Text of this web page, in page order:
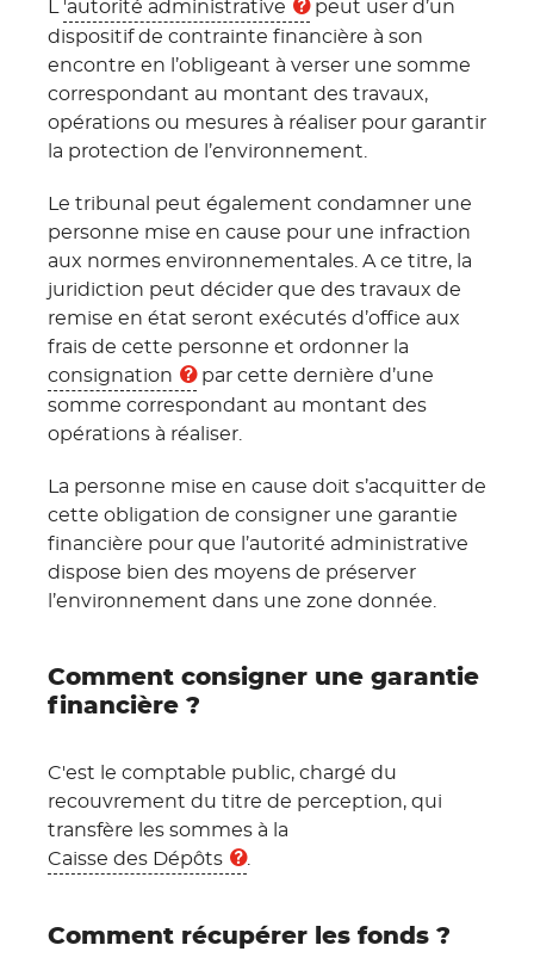
'autorité administrative
peut user d’un
dispositif de contrainte financière à son
encontre en l’obligeant à verser une somme
correspondant au montant des travaux,
opérations ou mesures à réaliser pour garantir
la protection de l’environnement.
Le tribunal peut également condamner une
personne mise en cause pour une infraction
aux normes environnementales. A ce titre, la
juridiction peut décider que des travaux de
remise en état seront exécutés d’office aux
frais de cette personne et ordonner la
consignation
par cette dernière d’une
somme correspondant au montant des
opérations à réaliser.
La personne mise en cause doit s’acquitter de
cette obligation de consigner une garantie
financière pour que l’autorité administrative
dispose bien des moyens de préserver
l’environnement dans une zone donnée.
Comment consigner une garantie
financière ?
C'est le comptable public, chargé du
recouvrement du titre de perception, qui
transfère les sommes à la
Caisse des Dépôts
.
Comment récupérer les fonds ?